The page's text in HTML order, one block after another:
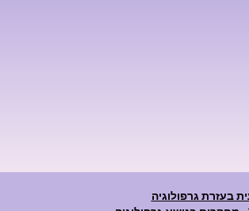
בעזרת גרפולוגיה